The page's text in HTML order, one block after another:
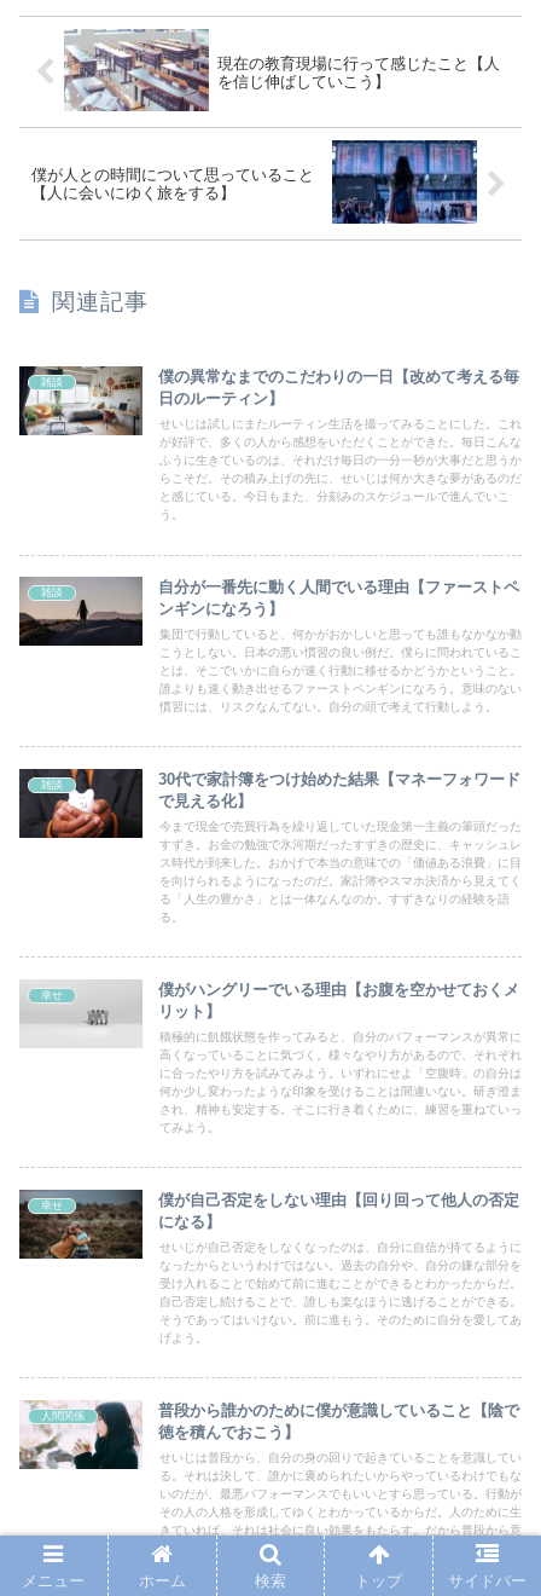
現在の教育現場に行って感じたこと【人
を信じ伸ばしていこう】
僕が人との時間について思っていること
【人に会いにゆく旅をする】
関連記事
雑談
僕の異常なまでのこだわりの一日【改めて考える毎
日のルーティン】
せいじは試しにまたルーティン生活を撮ってみることにした。これ
が好評で、多くの人から感想をいただくことができた。毎日こんな
ふうに生きているのは、それだけ毎日の一分一秒が大事だと思うか
らこそだ。その積み上げの先に、せいじは何か大きな夢があるのだ
と感じている。今日もまた、分刻みのスケジュールで進んでいこ
う。
雑談
自分が一番先に動く人間でいる理由【ファーストペ
ンギンになろう】
集団で行動していると、何かがおかしいと思っても誰もなかなか動
こうとしない。日本の悪い慣習の良い例だ。僕らに問われているこ
とは、そこでいかに自らが速く行動に移せるかどうかということ。
誰よりも速く動き出せるファーストペンギンになろう。意味のない
慣習には、リスクなんてない。自分の頭で考えて行動しよう。
雑談
30代で家計簿をつけ始めた結果【マネーフォワード
で見える化】
今まで現金で売買行為を繰り返していた現金第一主義の筆頭だった
すずき。お金の勉強で氷河期だったすずきの歴史に、キャッシュレ
ス時代が到来した。おかげで本当の意味での「価値ある浪費」に目
を向けられるようになったのだ。家計簿やスマホ決済から見えてく
る「人生の豊かさ」とは一体なんなのか。すずきなりの経験を語
る。
幸せ
僕がハングリーでいる理由【お腹を空かせておくメ
リット】
積極的に飢餓状態を作ってみると、自分のパフォーマンスが異常に
高くなっていることに気づく。様々なやり方があるので、それぞれ
に合ったやり方を試みてみよう。いずれにせよ「空腹時」の自分は
何か少し変わったような印象を受けることは間違いない。研ぎ澄ま
され、精神も安定する。そこに行き着くために、練習を重ねていっ
てみよう。
幸せ
僕が自己否定をしない理由【回り回って他人の否定
になる】
せいじが自己否定をしなくなったのは、自分に自信が持てるように
なったからというわけではない。過去の自分や、自分の嫌な部分を
受け入れることで始めて前に進むことができるとわかったからだ。
自己否定し続けることで、誰しも楽なほうに逃げることができる。
そうであってはいけない。前に進もう。そのために自分を愛してあ
げよう。
人間関係
普段から誰かのために僕が意識していること【陰で
徳を積んでおこう】
せいじは普段から、自分の身の回りで起きていることを意識してい
る。それは決して、誰かに褒められたいからやっているわけでもな
いのだが、最悪パフォーマンスでもいいとすら思っている。行動が
その人の人格を形成してゆくとわかっているからだ。人のために生
きていれば、それは社会に良い効果をもたらす。だから普段から意
識することだ。
メニュー ホーム 検索 トップ サイドバー